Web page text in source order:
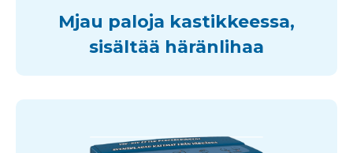
Mjau paloja kastikkeessa,
sisältää häränlihaa